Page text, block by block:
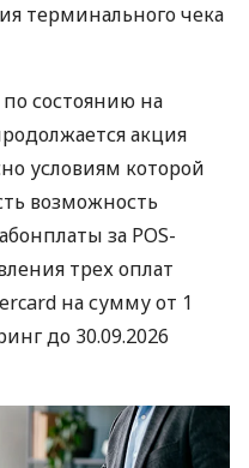
терминального чека
состоянию на
акция
условиям которой
возможность
за POS-
трех оплат
на сумму от 1
до 30.09.2026